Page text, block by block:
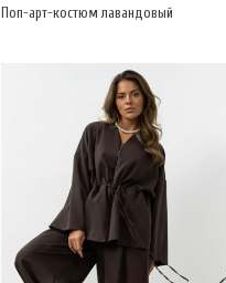
Поп-арт-костюм лавандовый